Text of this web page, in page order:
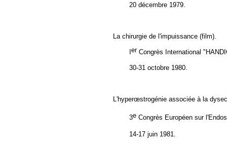
20 décembre 1979.
La chirurgie de l'impuissance (film).
er Congrès International
30-31 octobre 1980.
L'hyperœstrogénie associée à la
3e Congrès Européen sur
14-17 juin 1981.